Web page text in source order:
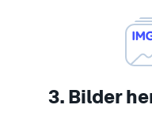
3. Bilder